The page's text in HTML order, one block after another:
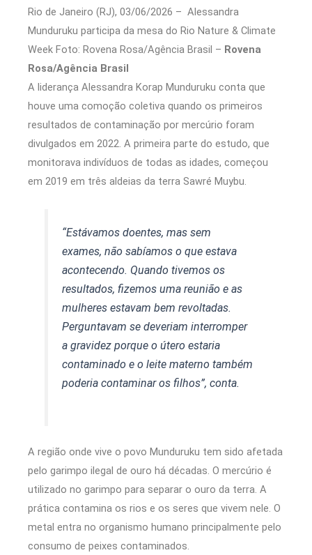
Rio de Janeiro (RJ), 03/06/2026 – Alessandra
Munduruku participa da mesa do Rio Nature & Climate
Week Foto: Rovena Rosa/Agência Brasil – Rovena
Rosa/Agência Brasil
A liderança Alessandra Korap Munduruku conta que
houve uma comoção coletiva quando os primeiros
resultados de contaminação por mercúrio foram
divulgados em 2022. A primeira parte do estudo, que
monitorava indivíduos de todas as idades, começou
em 2019 em três aldeias da terra Sawré Muybu.
“Estávamos doentes, mas sem
exames, não sabíamos o que estava
acontecendo. Quando tivemos os
resultados, fizemos uma reunião e as
mulheres estavam bem revoltadas.
Perguntavam se deveriam interromper
a gravidez porque o útero estaria
contaminado e o leite materno também
poderia contaminar os filhos”, conta.
A região onde vive o povo Munduruku tem sido afetada
pelo garimpo ilegal de ouro há décadas. O mercúrio é
utilizado no garimpo para separar o ouro da terra. A
prática contamina os rios e os seres que vivem nele. O
metal entra no organismo humano principalmente pelo
consumo de peixes contaminados.